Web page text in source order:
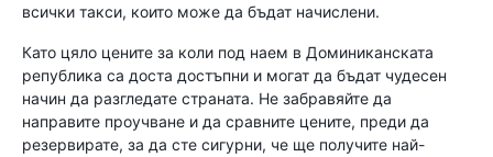
всички такси, които може да бъдат начислени.
Като цяло цените за коли под наем в Доминиканската
република са доста достъпни и могат да бъдат чудесен
начин да разгледате страната. Не забравяйте да
направите проучване и да сравните цените, преди да
резервирате, за да сте сигурни, че ще получите най-